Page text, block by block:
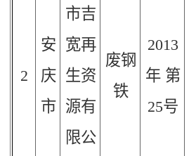
2
安
庆
市
市吉
宽再
生资
源有
限公
废钢
铁
2013
年 第
25号